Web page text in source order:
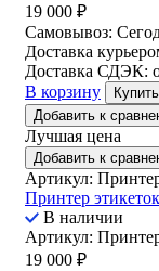
19 000 ₽
Самовывоз:
Доставка
Доставка СДЭК:
В корзину
Добавить к
Лучшая цена
Добавить к
Артикул:
Принтер
В наличии
Артикул:
19 000 ₽